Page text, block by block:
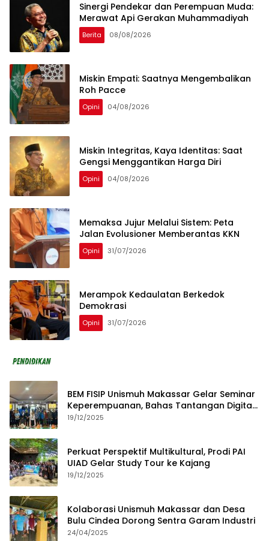
Sinergi Pendekar dan Perempuan Muda:
Merawat Api Gerakan Muhammadiyah
Berita 08/08/2026
Miskin Empati: Saatnya Mengembalikan
Roh Pacce
Opini 04/08/2026
Miskin Integritas, Kaya Identitas: Saat
Gengsi Menggantikan Harga Diri
Opini 04/08/2026
Memaksa Jujur Melalui Sistem: Peta
Jalan Evolusioner Memberantas KKN
Opini 31/07/2026
Merampok Kedaulatan Berkedok
Demokrasi
Opini 31/07/2026
BEM FISIP Unismuh Makassar Gelar Seminar
Keperempuanan, Bahas Tantangan Digital
dan Budaya Lokal
19/12/2025
Perkuat Perspektif Multikultural, Prodi PAI
UIAD Gelar Study Tour ke Kajang
19/12/2025
Kolaborasi Unismuh Makassar dan Desa
Bulu Cindea Dorong Sentra Garam Industri
24/04/2025